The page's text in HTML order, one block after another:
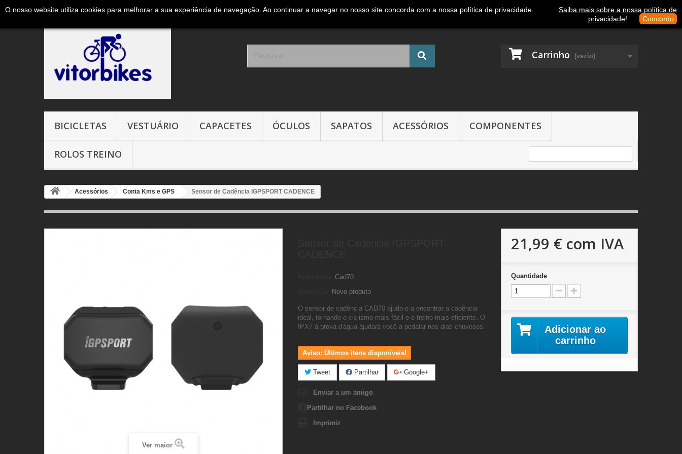
Entrar
Contacte-nos
Ligue-nos agora:+351 965327906 ( chamada para a rede móvel Nacional )
Carrinho (vazio)
BICICLETAS VESTUÁRIO CAPACETES ÓCULOS SAPATOS ACESSÓRIOS COMPONENTES
ROLOS TREINO
Acessórios Conta Kms e GPS Sensor de Cadência IGPSPORT CADENCE
Ver maior
Cad70
Novo produto
O sensor de cadência CAD70 ajuda-o a encontrar a cadência
ideal, tornando o ciclismo mais fácil e o treino mais eficiente. O
IPX7 à prova d'água ajudará você a pedalar nos dias chuvosos.
Aviso: Últimos itens disponíveis!
Tweet Partilhar Google+
Enviar a um amigo
Partilhar no Facebook
Imprimir
21,99 € com IVA
Quantidade
Adicionar ao
carrinho
O nosso website utiliza cookies para melhorar a sua experiência de navegação. Ao continuar a navegar no nosso site concorda com a nossa política de privacidade.
Saiba mais sobre a nossa política de
privacidade!
Concordo